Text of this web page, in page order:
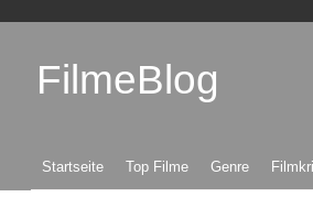
FilmeBlog
Zum Inhalt springen
Startseite Top Filme Genre